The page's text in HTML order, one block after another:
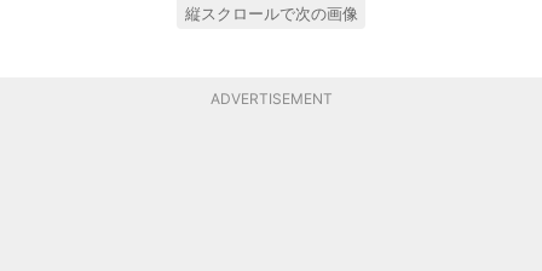
縦スクロールで次の画像
ADVERTISEMENT